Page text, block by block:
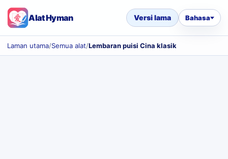
Alat Hyman Versi lama Bahasa
Laman utama/Semua alat/Lembaran puisi Cina klasik